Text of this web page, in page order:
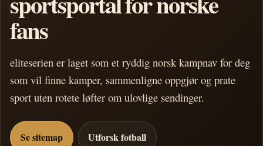
fans
eliteserien er laget som et ryddig norsk kampnav for deg
som vil finne kamper, sammenligne oppgjør og prate
sport uten rotete løfter om ulovlige sendinger.
Se sitemap Utforsk fotball